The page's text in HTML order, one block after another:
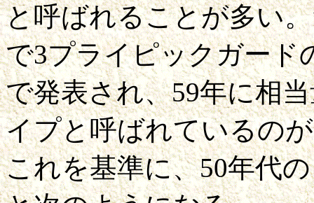
と呼ばれることが多い
で3プライピックガード
で発表され、59年に相
イプと呼ばれているの
これを基準に、50年代